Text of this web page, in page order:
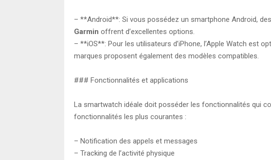
– **Android**: Si vous possédez un smartphone Android,
Garmin offrent d’excellentes options.
– **iOS**: Pour les utilisateurs d’iPhone, l’Apple Watch est
marques proposent également des modèles compatibles.
### Fonctionnalités et applications
La smartwatch idéale doit posséder les fonctionnalités qui
fonctionnalités les plus courantes :
– Notification des appels et messages
– Tracking de l’activité physique